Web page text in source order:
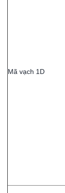
Mã vạch 1D